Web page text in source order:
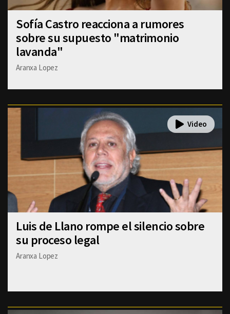
Sofía Castro reacciona a rumores
sobre su supuesto "matrimonio
lavanda"
Aranxa Lopez
Luis de Llano rompe el silencio sobre
su proceso legal
Aranxa Lopez